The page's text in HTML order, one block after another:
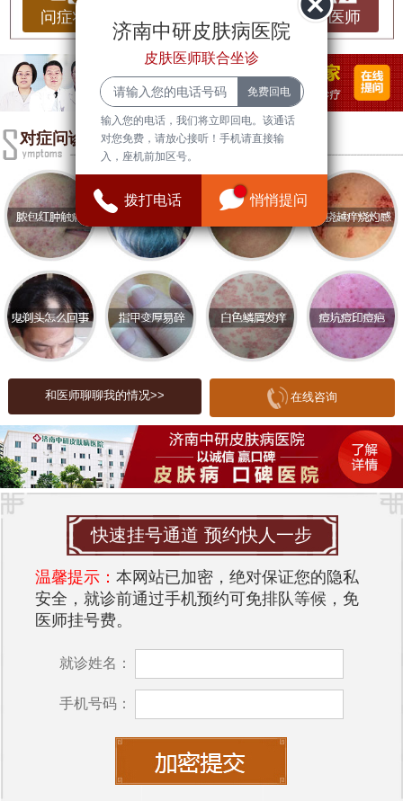
线辐射、生活压力等因素都可能导致皮肤问题的增
加。因此，了解皮肤病常识、预防措施以及选择合
适的医院进行治疗显得尤为重要。
首先，环境变化确实会影响皮肤健康。空气中的污
染物、灰尘和有害物质会导致皮肤过敏、炎症等问
题。此外，气候变化也可能导致皮肤干燥、脱水，
甚至加重某些皮肤病的症状。因此，保持良好的生
活环境、注意个人卫生、定期清洁皮肤是预防皮肤
病的重要措施。
在山东市，有多家皮肤病医院提供专业的诊疗服
务。根据患者的反馈和医院的综合实力，以下几家
医院在山东市的皮肤病治疗领域中排名靠前：
1. **济南中研皮肤病医院
**：该医院以其专业的医疗
团队和出色的治疗设备而闻名。医院注重患者的个
体化治疗方案，提供全面的皮肤病诊疗服务。医院
环境优雅，设有舒适的候诊区，致力于为患者提供
优质的就医体验。
2. **济南市皮肤病医院**：作为济南市的正规医院，
该院在皮肤病的研究和治疗方面具有丰富的经验。
医院拥有好的的医疗设施和专业的医生团队，能够
为患者提供科学、有效的治疗方案。
3. **山东省皮肤病医院**：该医院在皮肤病的诊断和
治疗方面享有良好的声誉，尤其在疑难皮肤病的治
疗上有着显著的成效。医院注重科研与临床相结
合，定期开展学术交流，提升医疗水平。
在预防皮肤病方面，日常护理至关重要。保持良好
的生活习惯，如均衡饮食、适量运动、充足睡眠
等，有助于增强皮肤的抵抗力。此外，定期使用适
合自己肤质的护肤品，避免过度暴晒和频繁接触刺
问症状 问医师
对症问诊
和医师聊聊我的情况>> 在线咨询
快速挂号通道 预约快人一步
温馨提示： 本网站已加密，绝对保证您的隐私
安全，就诊前通过手机预约可免排队等候，免
医师挂号费。
就诊姓名：
手机号码：
济南中研皮肤病医院
皮肤医师联合坐诊
输入您的电话，我们将立即回电。该通话
对您免费，请放心接听！手机请直接输
入，座机前加区号。
拨打电话 悄悄提问